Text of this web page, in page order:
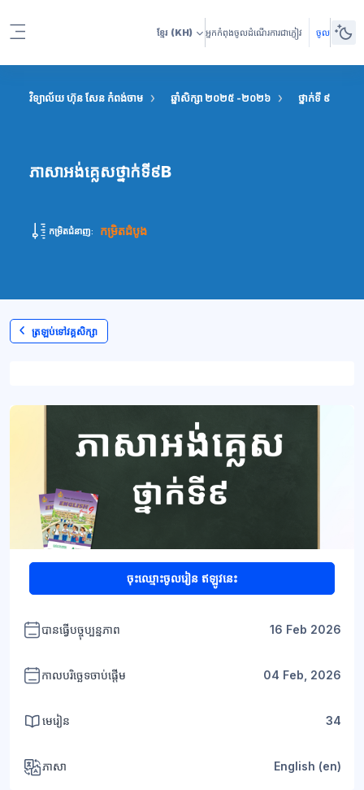
ខ្មែរ (KH) អ្នកកំពុងចូលដំណើរការជាភ្ញៀវ ចូល
វិទ្យាល័យ ហ៊ុន សែន កំពង់ចាម ឆ្នាំសិក្សា ២០២៥ -២០២៦ ថ្នាក់ទី ៩
ភាសាអង់គ្លេសថ្នាក់ទី៩B
កម្រិតជំនាញ: កម្រិតដំបូង
ត្រឡប់ទៅវគ្គសិក្សា
ប្លុក
ចុះឈ្មោះចូលរៀន ឥឡូវនេះ
បានធ្វើបច្ចុប្បន្នភាព 16 Feb 2026
កាលបរិច្ឆេទចាប់ផ្តើម 04 Feb, 2026
មេរៀន 34
ភាសា English ‎(en)‎